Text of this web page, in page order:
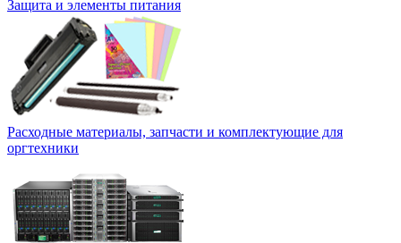
Защита и элементы питания
Расходные материалы, запчасти и комплектующие для
оргтехники